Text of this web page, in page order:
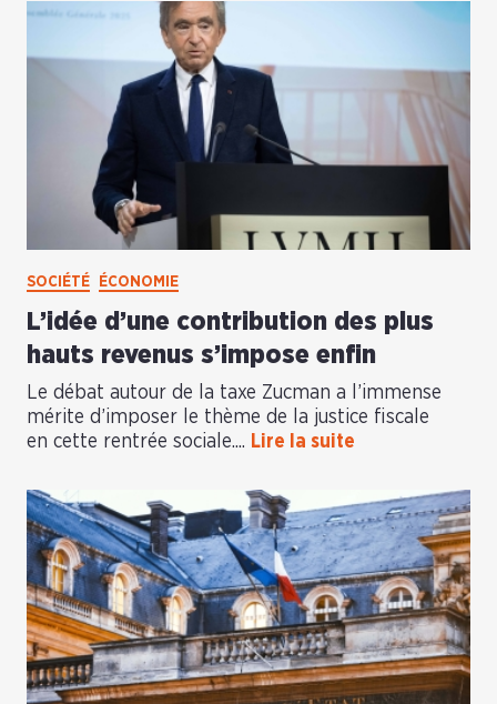
SOCIÉTÉ ÉCONOMIE
L’idée d’une contribution des plus
hauts revenus s’impose enfin
Le débat autour de la taxe Zucman a l’immense
mérite d’imposer le thème de la justice fiscale
en cette rentrée sociale.... Lire la suite